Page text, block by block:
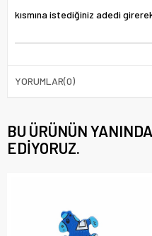
kısmına istediğiniz adedi
YORUMLAR(0)
BU ÜRÜNÜN
EDIYORUZ.